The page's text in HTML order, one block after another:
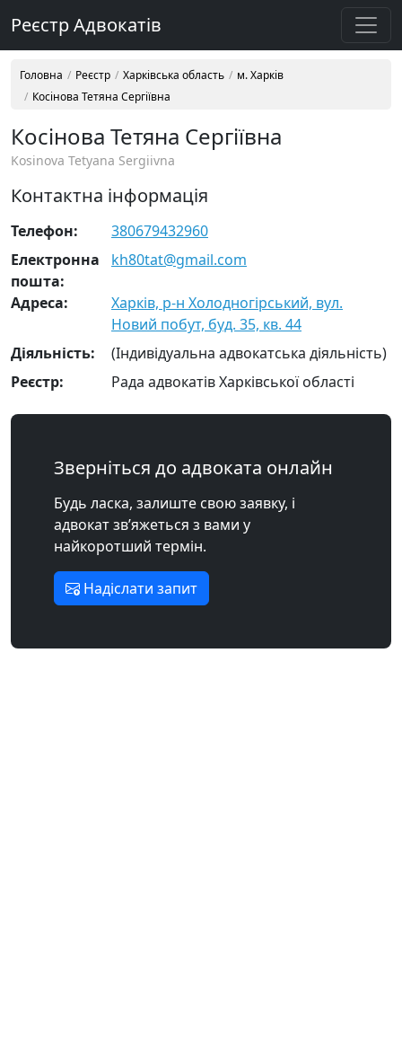
Реєстр Адвокатів
Головна Реєстр Харківська область
м. Харків
Косінова Тетяна Сергіївна
Косінова Тетяна Сергіївна
Kosinova Tetyana Sergiivna
Контактна інформація
Телефон:
380679432960
Електронна
пошта:
kh80tat@gmail.com
Адреса:
Харків, р-н Холодногірський, вул.
Новий побут, буд. 35, кв. 44
Діяльність:
(Індивідуальна адвокатська діяльність)
Реєстр:
Рада адвокатів Харківської області
Зверніться до адвоката онлайн
Будь ласка, залиште свою заявку, і
адвокат зв’яжеться з вами у
найкоротший термін.
Надіслати запит